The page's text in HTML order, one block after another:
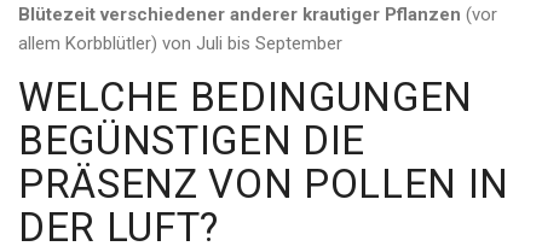
Blütezeit verschiedener anderer krautiger Pflanzen (vor
allem Korbblütler) von Juli bis September
WELCHE BEDINGUNGEN
BEGÜNSTIGEN DIE
PRÄSENZ VON POLLEN IN
DER LUFT?